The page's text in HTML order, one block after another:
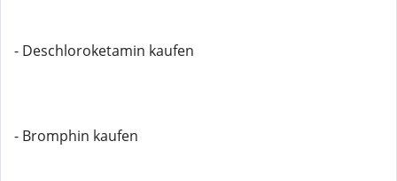
- Deschloroketamin kaufen
- Bromphin kaufen